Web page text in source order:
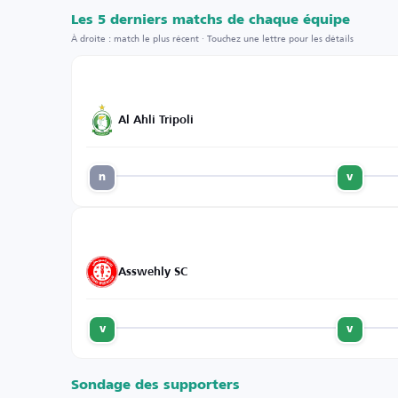
Les 5 derniers matchs de chaque équipe
À droite : match le plus récent · Touchez une lettre pour les détails
Al Ahli Tripoli
v
n
Asswehly SC
v
v
Sondage des supporters